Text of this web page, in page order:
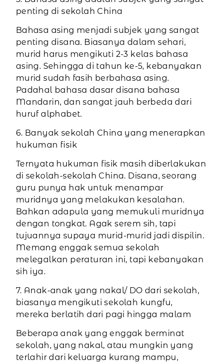
penting di sekolah China
Bahasa asing menjadi subjek yang sangat
penting disana. Biasanya dalam sehari,
murid harus mengikuti 2-3 kelas bahasa
asing. Sehingga di tahun ke-5, kebanyakan
murid sudah fasih berbahasa asing.
Padahal bahasa dasar disana bahasa
Mandarin, dan sangat jauh berbeda dari
huruf alphabet.
6. Banyak sekolah China yang menerapkan
hukuman fisik
Ternyata hukuman fisik masih diberlakukan
di sekolah-sekolah China. Disana, seorang
guru punya hak untuk menampar
muridnya yang melakukan kesalahan.
Bahkan adapula yang memukuli muridnya
dengan tongkat. Agak serem sih, tapi
tujuannya supaya murid-murid jadi dispilin.
Memang enggak semua sekolah
melegalkan peraturan ini, tapi kebanyakan
sih iya.
7. Anak-anak yang nakal/ DO dari sekolah,
biasanya mengikuti sekolah kungfu,
mereka berlatih dari pagi hingga malam
Beberapa anak yang enggak berminat
sekolah, yang nakal, atau mungkin yang
terlahir dari keluarga kurang mampu,